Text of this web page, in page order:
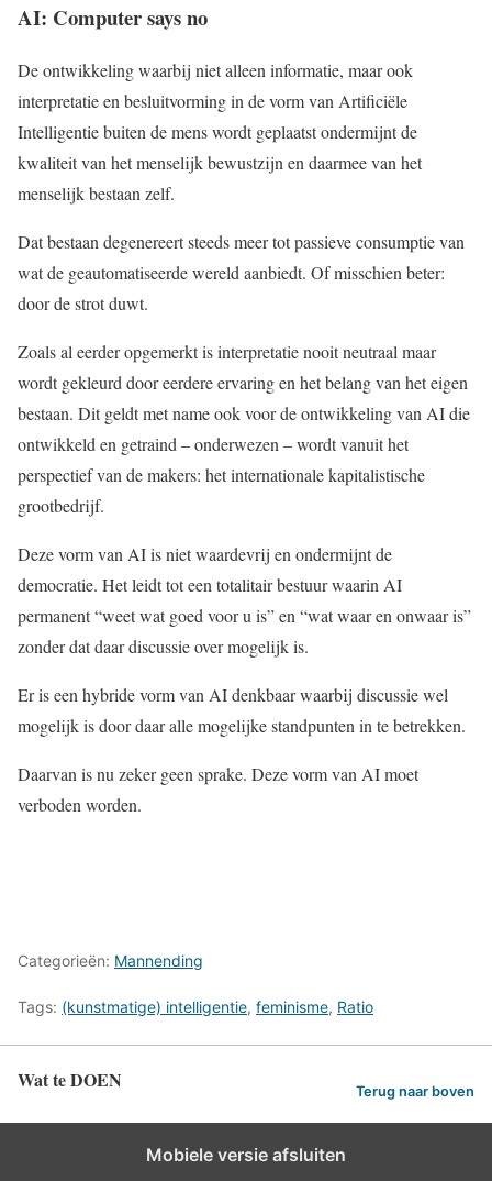
AI: Computer says no
De ontwikkeling waarbij niet alleen informatie, maar ook
interpretatie en besluitvorming in de vorm van Artificiële
Intelligentie buiten de mens wordt geplaatst ondermijnt de
kwaliteit van het menselijk bewustzijn en daarmee van het
menselijk bestaan zelf.
Dat bestaan degenereert steeds meer tot passieve consumptie van
wat de geautomatiseerde wereld aanbiedt. Of misschien beter:
door de strot duwt.
Zoals al eerder opgemerkt is interpretatie nooit neutraal maar
wordt gekleurd door eerdere ervaring en het belang van het eigen
bestaan. Dit geldt met name ook voor de ontwikkeling van AI die
ontwikkeld en getraind – onderwezen – wordt vanuit het
perspectief van de makers: het internationale kapitalistische
grootbedrijf.
Deze vorm van AI is niet waardevrij en ondermijnt de
democratie. Het leidt tot een totalitair bestuur waarin AI
permanent “weet wat goed voor u is” en “wat waar en onwaar is”
zonder dat daar discussie over mogelijk is.
Er is een hybride vorm van AI denkbaar waarbij discussie wel
mogelijk is door daar alle mogelijke standpunten in te betrekken.
Daarvan is nu zeker geen sprake. Deze vorm van AI moet
verboden worden.
Categorieën: Mannending
Tags: (kunstmatige) intelligentie, feminisme, Ratio
Wat te DOEN Terug naar boven
Mobiele versie afsluiten